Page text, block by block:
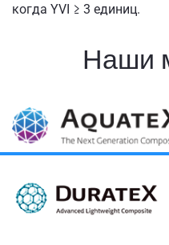
когда YVI ≥ 3 единиц.
Наши